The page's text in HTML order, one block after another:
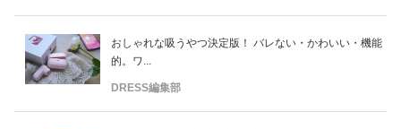
おしゃれな吸うやつ決定版！ バレない・かわいい・機能
的。ワ...
DRESS編集部